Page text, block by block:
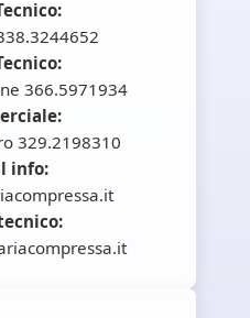
366.5971934
329.2198310
info: